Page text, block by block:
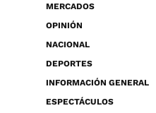
MERCADOS
OPINIÓN
NACIONAL
DEPORTES
INFORMACIÓN GENERAL
ESPECTÁCULOS